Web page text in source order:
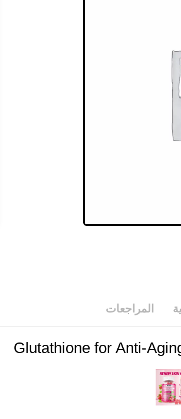
المراجعات
Glutathione for Anti-